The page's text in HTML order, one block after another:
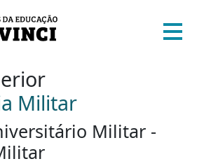
Militar
Militar -